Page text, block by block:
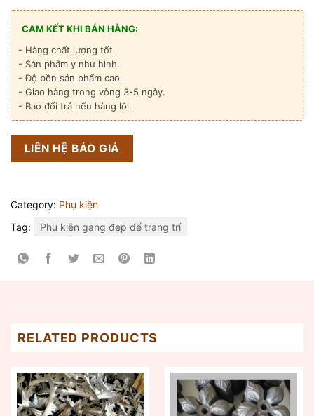
CAM KẾT KHI BÁN HÀNG:
- Hàng chất lượng tốt.
- Sản phẩm y như hình.
- Độ bền sản phẩm cao.
- Giao hàng trong vòng 3-5 ngày.
- Bao đổi trả nếu hàng lỗi.
LIÊN HỆ BÁO GIÁ
Category: Phụ kiện
Tag:
Phụ kiện gang đẹp dể trang trí
RELATED PRODUCTS